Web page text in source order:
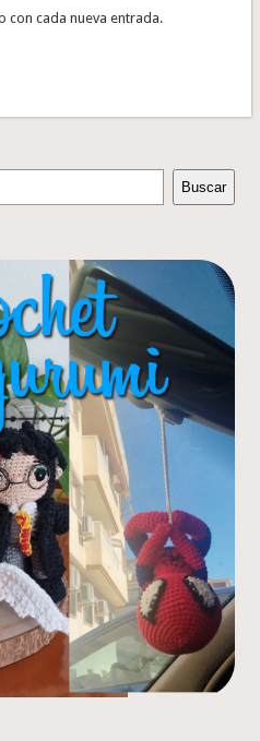
con cada nueva entrada.
Buscar